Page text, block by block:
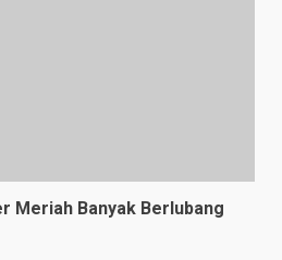
Meriah Banyak Berlubang